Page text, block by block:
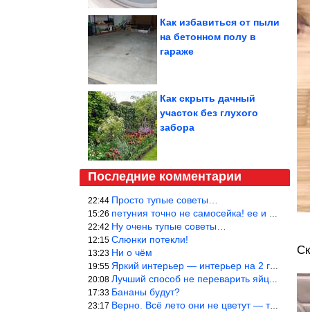
Как избавиться от пыли
на бетонном полу в
гараже
Как cкрыть дачный
участок без глухого
забора
Последние комментарии
22:44 Просто тупые советы…
15:26 петуния точно не самосейка! ее и из рассады тяжело вырастить!
22:42 Ну очень тупые советы…
12:15 Слюнки потекли!
13:23 Ни о чём
19:55 Яркий интерьер — интерьер на 2 года! Человек должен отдыхать в с
20:08 Лучший способ не переварить яйцо — довести его до кипения и выкл
17:33 Бананы будут?
23:17 Верно. Всё лето они не цветут — только в его начале. Достаточно